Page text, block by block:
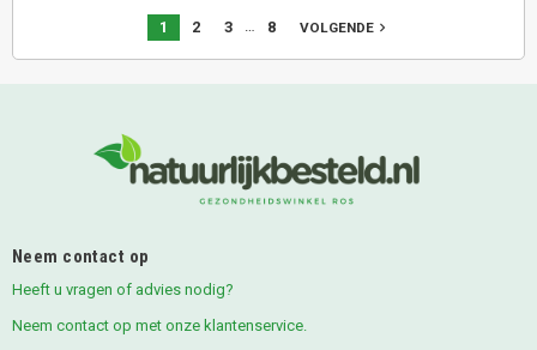
1 2 3 … 8 VOLGENDEnavigate_next
Neem contact op
Heeft u vragen of advies nodig?
Neem contact op met onze klantenservice.